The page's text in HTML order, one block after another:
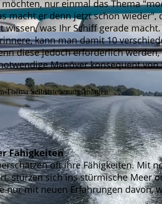
nur einmal das Thema
macht er denn jetzt schon
wissen, was Ihr Schiff gerade
kann man damit 10
diese jedoch erforderlich
Manöver konsequent von
Thema Selbststeuerungsanlagen
Fähigkeiten
oft ihre Fähigkeiten. Mit
stürzen sich ins stürmische Meer
nur mit neuen Erfahrungen davon,